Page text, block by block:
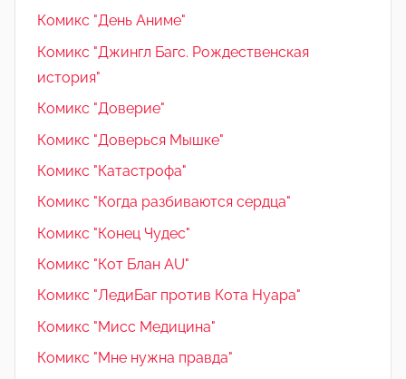
Комикс "День Аниме"
Комикс "Джингл Багс. Рождественская
история"
Комикс "Доверие"
Комикс "Доверься Мышке"
Комикс "Катастрофа"
Комикс "Когда разбиваются сердца"
Комикс "Конец Чудес"
Комикс "Кот Блан AU"
Комикс "ЛедиБаг против Кота Нуара"
Комикс "Мисс Медицина"
Комикс "Мне нужна правда"